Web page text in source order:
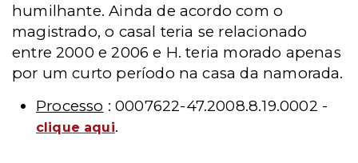
humilhante. Ainda de acordo com o
magistrado, o casal teria se relacionado
entre 2000 e 2006 e H. teria morado apenas
por um curto período na casa da namorada.
Processo : 0007622-47.2008.8.19.0002 -
clique aqui.